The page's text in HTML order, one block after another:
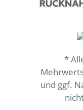
*
und ggf.